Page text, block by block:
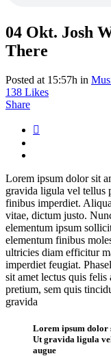
04 Okt. Josh
There
Posted at 15:57h in
138 Likes
Share
Lorem ipsum dolor sit
gravida ligula vel tellus
finibus imperdiet.
vitae, dictum justo.
elementum ipsum
elementum finibus
ultricies diam efficitur
imperdiet feugiat.
sit amet lectus quis
pretium, sem quis
gravida
Lorem ipsum dolor
Ut gravida ligula
augue